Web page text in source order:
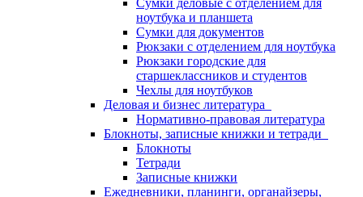
Сумки деловые с отделением для
ноутбука и планшета
Сумки для документов
Рюкзаки с отделением для ноутбука
Рюкзаки городские для
старшеклассников и студентов
Чехлы для ноутбуков
Деловая и бизнес литература
Нормативно-правовая литература
Блокноты, записные книжки и тетради
Блокноты
Тетради
Записные книжки
Ежедневники, планинги, органайзеры,